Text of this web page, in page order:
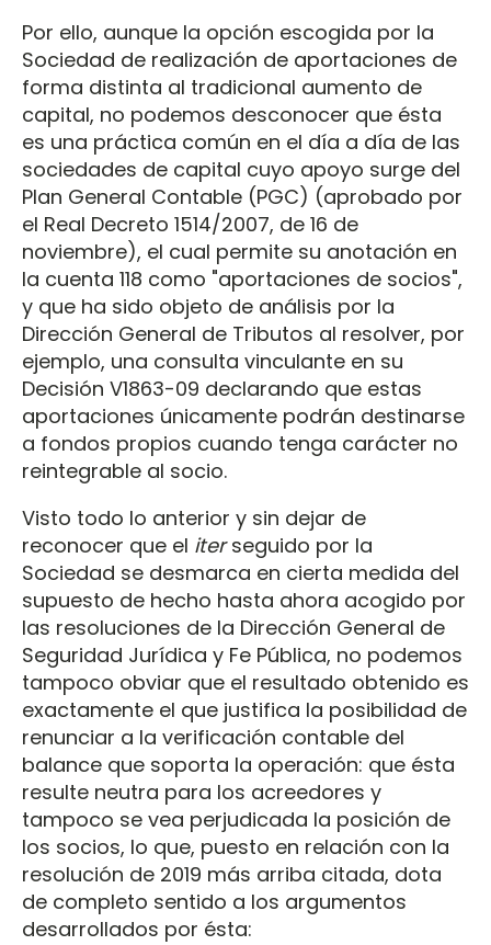
Por ello, aunque la opción escogida por la
Sociedad de realización de aportaciones de
forma distinta al tradicional aumento de
capital, no podemos desconocer que ésta
es una práctica común en el día a día de las
sociedades de capital cuyo apoyo surge del
Plan General Contable (PGC) (aprobado por
el Real Decreto 1514/2007, de 16 de
noviembre), el cual permite su anotación en
la cuenta 118 como "aportaciones de socios",
y que ha sido objeto de análisis por la
Dirección General de Tributos al resolver, por
ejemplo, una consulta vinculante en su
Decisión V1863-09 declarando que estas
aportaciones únicamente podrán destinarse
a fondos propios cuando tenga carácter no
reintegrable al socio.
Visto todo lo anterior y sin dejar de
reconocer que el iterseguido por la
Sociedad se desmarca en cierta medida del
supuesto de hecho hasta ahora acogido por
las resoluciones de la Dirección General de
Seguridad Jurídica y Fe Pública, no podemos
tampoco obviar que el resultado obtenido es
exactamente el que justifica la posibilidad de
renunciar a la verificación contable del
balance que soporta la operación: que ésta
resulte neutra para los acreedores y
tampoco se vea perjudicada la posición de
los socios, lo que, puesto en relación con la
resolución de 2019 más arriba citada, dota
de completo sentido a los argumentos
desarrollados por ésta: